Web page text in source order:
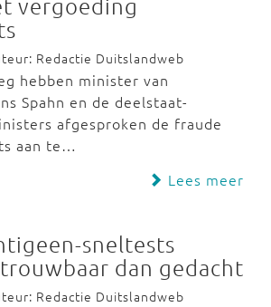
vergoeding
Redactie Duitslandweb
hebben minister van
Spahn en de deelstaat-
afgesproken de fraude
aan te…
Lees meer
sneltests
dan gedacht
Redactie Duitslandweb